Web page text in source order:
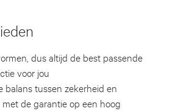
dus altijd de best passende
voor jou
balans tussen zekerheid en
met de garantie op een hoog